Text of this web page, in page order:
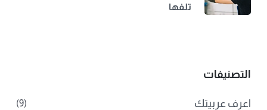
تلفها
التصنيفات
اعرف عربيتك (9)